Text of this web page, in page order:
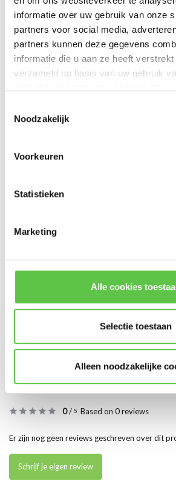
informatie over uw gebruik van onze
partners voor social media,
partners kunnen deze gegevens
informatie die u aan ze heeft
verzameld op basis van uw gebruik
Noodzakelijk
Voorkeuren
Statistieken
Marketing
Alle cookies
Selectie toestaan
Alleen noodzakelijke
Productspecificaties
SKU 5925267
Excl. btw Excl. btw
Reviews
0/ 5 Based on 0 reviews
Er zijn nog geen reviews geschreven over dit
Schrijf je eigen review
Abonneer
* Lees hier de wettelijke beperkingen